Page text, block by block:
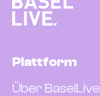
Plattform
Über BaselLive